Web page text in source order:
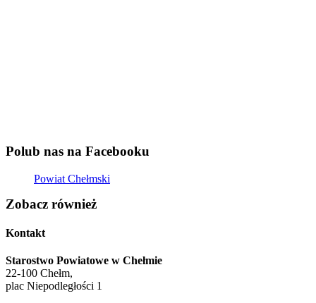
Polub nas na Facebooku
Powiat Chełmski
Zobacz również
Kontakt
Starostwo Powiatowe w Chełmie
22-100 Chełm,
plac Niepodległości 1